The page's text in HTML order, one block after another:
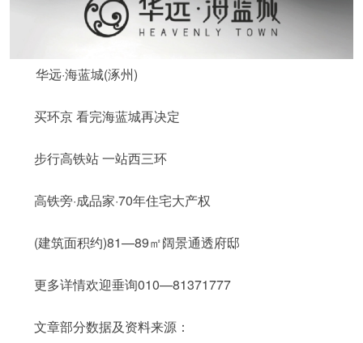
华远·海蓝城(涿州)
买环京 看完海蓝城再决定
步行高铁站 一站西三环
高铁旁·成品家·70年住宅大产权
(建筑面积约)81—89㎡阔景通透府邸
更多详情欢迎垂询010—81371777
文章部分数据及资料来源：